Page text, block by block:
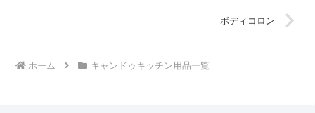
ボディコロン
ホーム キャンドゥキッチン用品一覧